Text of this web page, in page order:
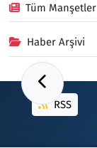
Tüm Manşetler
Haber Arşivi
RSS